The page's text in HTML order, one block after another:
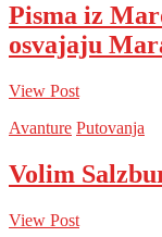
Pisma iz
osvajaju
View Post
Avanture Putovanja
Volim
View Post